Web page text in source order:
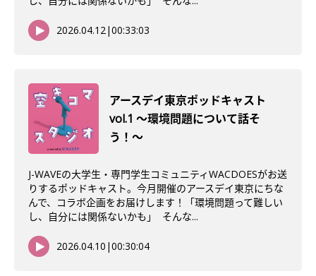
2026.04.12|00:33:03
アースデイ東京ポッドキャスト
vol.1 〜環境問題について話そ
う！〜
J-WAVEの大学生・専門学生コミュニティWACDOESがお送
りするポッドキャスト。今月開催のアースデイ東京にちな
んで、コラボ企画をお届けします！「環境問題って難しい
し、自分には関係ないかも」 そんな...
2026.04.10 |00:30:04